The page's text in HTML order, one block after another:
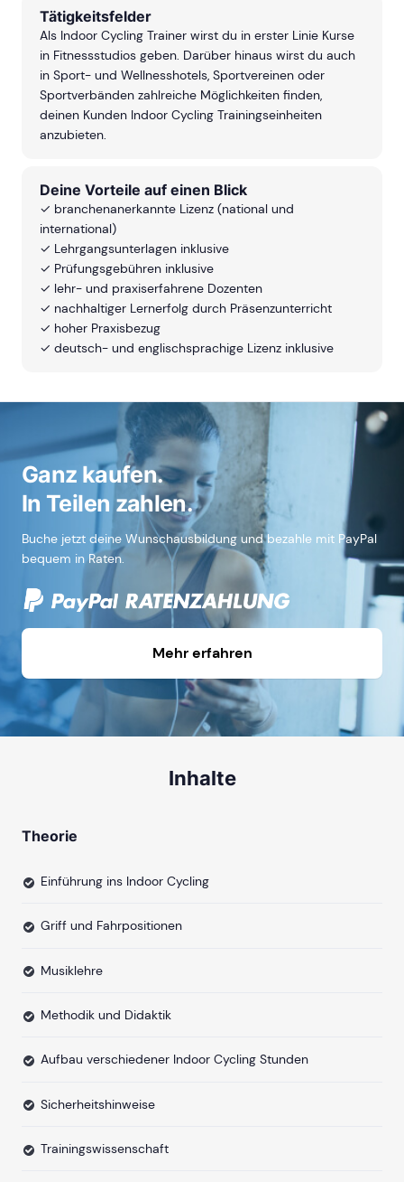
Tätigkeitsfelder
Als Indoor Cycling Trainer wirst du in erster Linie Kurse
in Fitnessstudios geben. Darüber hinaus wirst du auch
in Sport- und Wellnesshotels, Sportvereinen oder
Sportverbänden zahlreiche Möglichkeiten finden,
deinen Kunden Indoor Cycling Trainingseinheiten
anzubieten.
Deine Vorteile auf einen Blick
✓ branchenanerkannte Lizenz (national und
international)
✓ Lehrgangsunterlagen inklusive
✓ Prüfungsgebühren inklusive
✓ lehr- und praxiserfahrene Dozenten
✓ nachhaltiger Lernerfolg durch Präsenzunterricht
✓ hoher Praxisbezug
✓ deutsch- und englischsprachige Lizenz inklusive
Ganz kaufen.
In Teilen zahlen.
Buche jetzt deine Wunschausbildung und bezahle mit PayPal
bequem in Raten.
Mehr erfahren
Inhalte
Theorie
Einführung ins Indoor Cycling
Griff und Fahrpositionen
Musiklehre
Methodik und Didaktik
Aufbau verschiedener Indoor Cycling Stunden
Sicherheitshinweise
Trainingswissenschaft